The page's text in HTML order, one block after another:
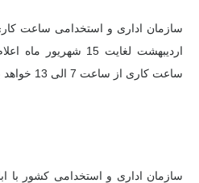
اردیبهشت لغایت 15
ساعت کاری از ساعت 7 الی 13 خواهد بود.
سازمان اداری و استخدامی کشور با